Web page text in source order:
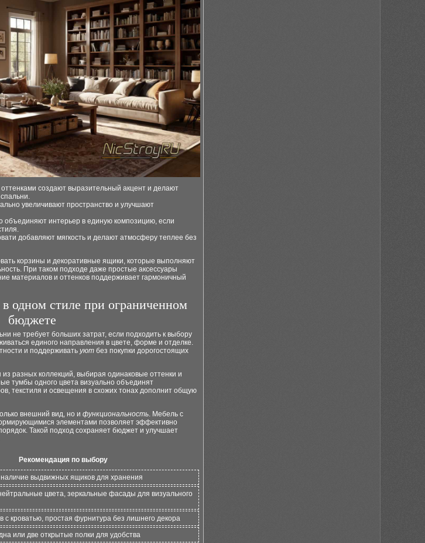
создают выразительный акцент и делают
увеличивают пространство и улучшают
объединяют интерьер в единую композицию, если
добавляют мягкость и делают атмосферу теплее без
корзины и декоративные ящики, которые выполняют
При таком подходе даже простые аксессуары
материалов и оттенков поддерживает гармоничный
одном стиле при ограниченном
бюджете
не требует больших затрат, если подходить к выбору
единого направления в цвете, форме и отделке.
и поддерживать уют без покупки дорогостоящих
разных коллекций, выбирая одинаковые оттенки и
тумбы одного цвета визуально объединят
текстиля и освещения в схожих тонах дополнит общую
внешний вид, но и функциональность. Мебель с
элементами позволяет эффективно
Такой подход сохраняет бюджет и улучшает
Рекомендация по выбору
выдвижных ящиков для хранения
цвета, зеркальные фасады для визуального
с кроватью, простая фурнитура без лишнего декора
или две открытые полки для удобства